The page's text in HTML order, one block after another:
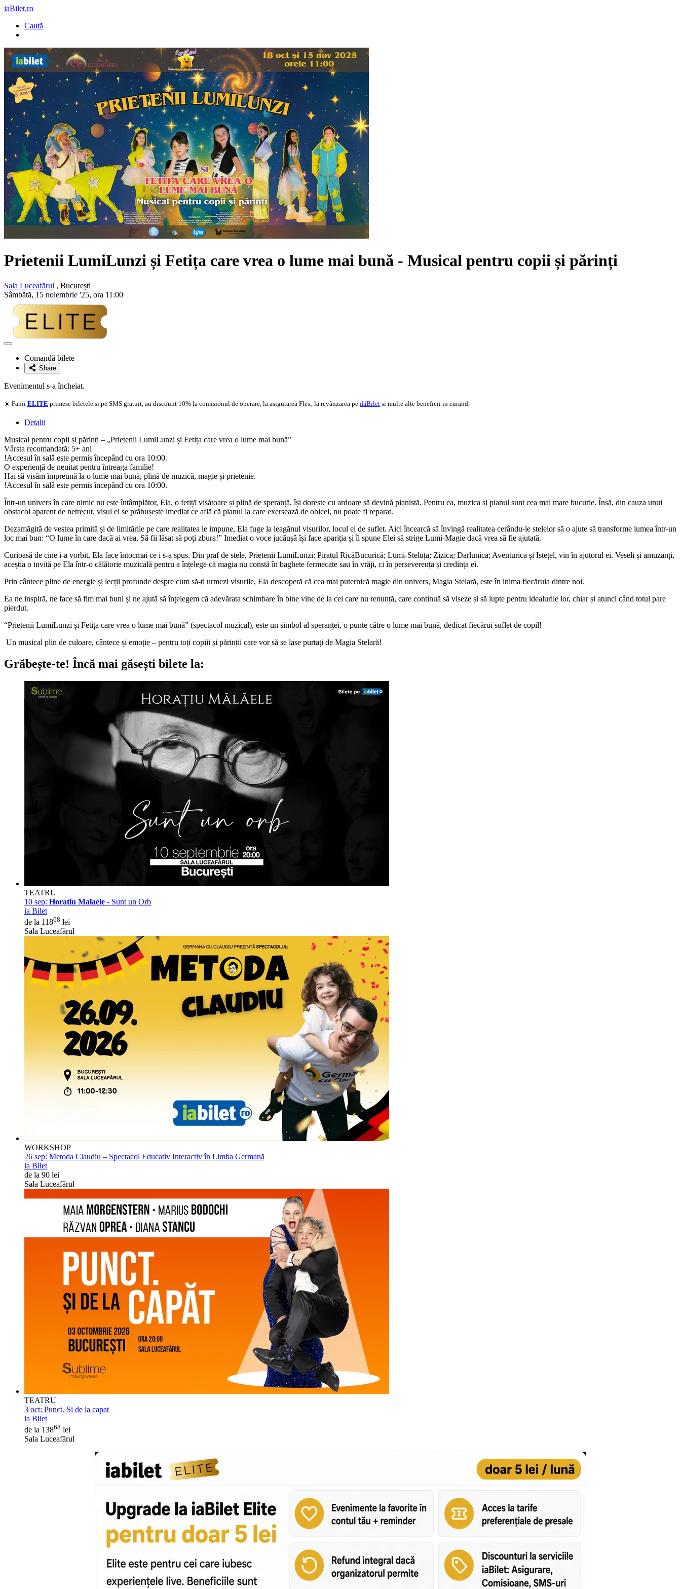
iaBilet.ro
Caută
Prietenii LumiLunzi și Fetița care vrea o lume mai bună - Musical pentru copii și părinți
Sala Luceafărul , București
Sâmbătă, 15 noiembrie '25, ora 11:00
Adaugă
favoriteComandă bilete
Share
Evenimentul s-a încheiat.
☀️ Fanii ELITE primesc biletele si pe SMS gratuit, au discount 10% la comisionul de operare, la asigurarea Flex, la revânzarea pe dăBilet si multe alte beneficii in curand.
Detalii
Musical pentru copii și părinți – „Prietenii LumiLunzi și Fetița care vrea o lume mai bună”
Vârsta recomandată: 5+ ani
!Accesul în salǎ este permis începând cu ora 10:00.
O experiență de neuitat pentru întreaga familie!
Hai să visăm împreună la o lume mai bună, plină de muzică, magie și prietenie.
!Accesul în salǎ este permis începând cu ora 10:00.
Într-un univers în care nimic nu este întâmplător, Ela, o fetiță visătoare și plină de speranță, își dorește cu ardoare să devină pianistă. Pentru ea, muzica și pianul sunt cea mai mare bucurie. Însă, din cauza unui
obstacol aparent de netrecut, visul ei se prăbușește imediat ce află că pianul la care exersează de obicei, nu poate fi reparat.
Dezamăgită de vestea primită și de limitările pe care realitatea le impune, Ela fuge la leagănul visurilor, locul ei de suflet. Aici încearcă să învingă realitatea cerându-le stelelor să o ajute să transforme lumea într-un
loc mai bun: “O lume în care dacă ai vrea, Să fii lăsat să poți zbura!” Imediat o voce jucăușǎ își face apariția și îi spune Elei să strige Lumi-Magie dacă vrea să fie ajutată.
Curioasă de cine i-a vorbit, Ela face întocmai ce i s-a spus. Din praf de stele, Prietenii LumiLunzi: Piratul RicăBucurică; Lumi-Steluța; Zizica; Darlunica; Aventurica și Istețel, vin în ajutorul ei. Veseli și amuzanți,
aceștia o invită pe Ela într-o călătorie muzicală pentru a înțelege că magia nu constă în baghete fermecate sau în vrăji, ci în perseverența și credința ei.
Prin cântece pline de energie și lecții profunde despre cum să-ți urmezi visurile, Ela descoperă că cea mai puternică magie din univers, Magia Stelară, este în inima fiecăruia dintre noi.
Ea ne inspiră, ne face să fim mai buni și ne ajută să înțelegem că adevărata schimbare în bine vine de la cei care nu renunță, care continuă să viseze și să lupte pentru idealurile lor, chiar și atunci când totul pare
pierdut.
“Prietenii LumiLunzi și Fetița care vrea o lume mai bună” (spectacol muzical), este un simbol al speranței, o punte către o lume mai bună, dedicat fiecărui suflet de copil!
Un musical plin de culoare, cântece și emoție – pentru toți copiii și părinții care vor să se lase purtați de Magia Stelară!
Grăbește-te! Încă mai găsești bilete la:
TEATRU
10 sep: Horatiu Malaele - Sunt un Orb
ia Bilet
de la 11868 lei
Sala Luceafărul
WORKSHOP
26 sep: Metoda Claudiu – Spectacol Educativ Interactiv în Limba Germană
ia Bilet
de la 90 lei
Sala Luceafărul
TEATRU
3 oct: Punct. Si de la capat
ia Bilet
de la 13868 lei
Sala Luceafărul